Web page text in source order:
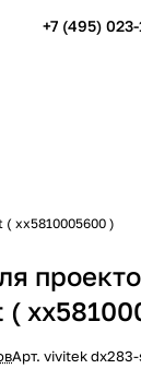
+7 (495)
xx5810005600 )
(
Арт.vivitek